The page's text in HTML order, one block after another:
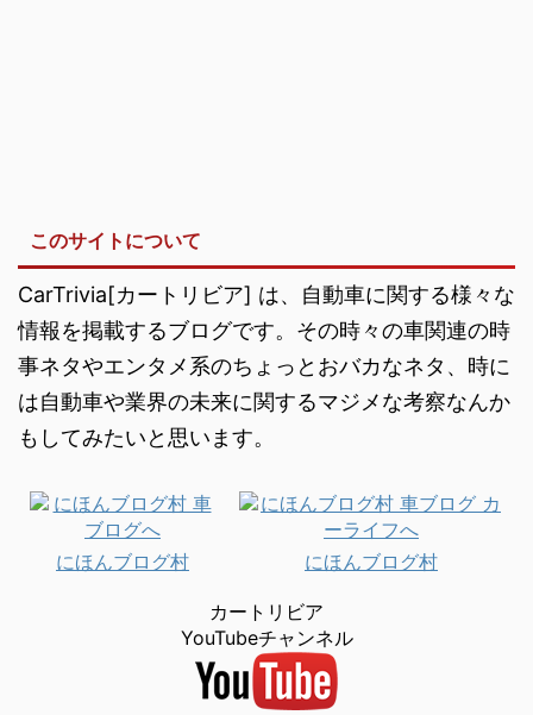
このサイトについて
CarTrivia[カートリビア] は、自動車に関する様々な
情報を掲載するブログです。その時々の車関連の時
事ネタやエンタメ系のちょっとおバカなネタ、時に
は自動車や業界の未来に関するマジメな考察なんか
もしてみたいと思います。
にほんブログ村 にほんブログ村
カートリビア
YouTubeチャンネル